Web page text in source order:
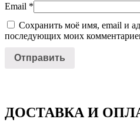
Email *
Сохранить моё имя, email и
последующих моих
ДОСТАВКА И